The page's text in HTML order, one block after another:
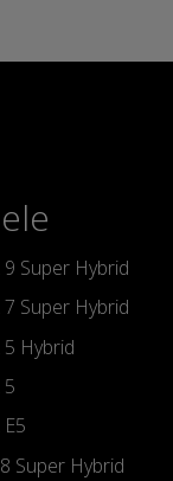
Super Hybrid
Super Hybrid
Hybrid
8 Super Hybrid